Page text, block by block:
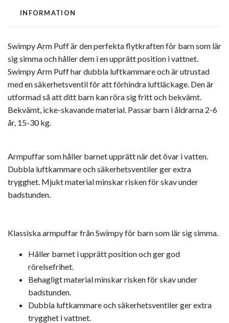
INFORMATION
Swimpy Arm Puff är den perfekta flytkraften för barn som lär
sig simma och håller dem i en upprätt position i vattnet.
Swimpy Arm Puff har dubbla luftkammare och är utrustad
med en säkerhetsventil för att förhindra luftläckage. Den är
utformad så att ditt barn kan röra sig fritt och bekvämt.
Bekvämt, icke-skavande material. Passar barn i åldrarna 2-6
år, 15-30 kg.
Armpuffar som håller barnet upprätt när det övar i vatten.
Dubbla luftkammare och säkerhetsventiler ger extra
trygghet. Mjukt material minskar risken för skav under
badstunden.
Klassiska armpuffar från Swimpy för barn som lär sig simma.
Håller barnet i upprätt position och ger god
rörelsefrihet.
Behagligt material minskar risken för skav under
badstunden.
Dubbla luftkammare och säkerhetsventiler ger extra
trygghet i vattnet.